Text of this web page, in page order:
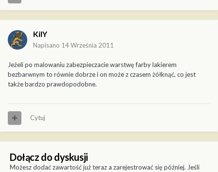
KilY
Napisano 14 Września 2011
Jeżeli po malowaniu zabezpieczacie warstwę farby lakierem
bezbarwnym to równie dobrze i on może z czasem żółknąć, co jest
także bardzo prawdopodobne.
Cytuj
Dołącz do dyskusji
Możesz dodać zawartość już teraz a zarejestrować się później. Jeśli